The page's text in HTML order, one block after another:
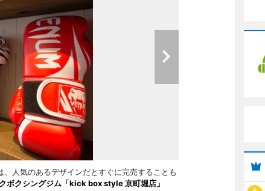
人気のあるデザインだとすぐに完売することも
ボクシングジム「kick box style 京町堀店」